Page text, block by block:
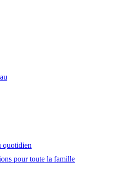
quotidien
pour toute la famille